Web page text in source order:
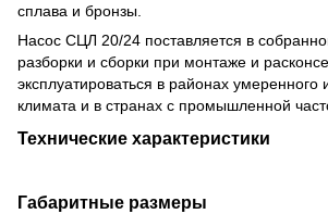
сплава и бронзы.
Насос СЦЛ 20/24 поставляется в
разборки и сборки при монтаже и
эксплуатироваться в районах умеренного
климата и в странах с промышленной
Технические характеристики
Габаритные размеры